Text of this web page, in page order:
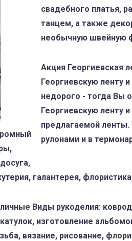
свадебного платья,
танцем, а также
необычную швейную
Акция Георгиевская
Георгиевскую ленту
недорого - тогда Вы
Георгиевскую ленту
предлагаемой ленты.
рулонами и в
галантерея,
Виды рукоделия:
изготовление
вязание, рисование,